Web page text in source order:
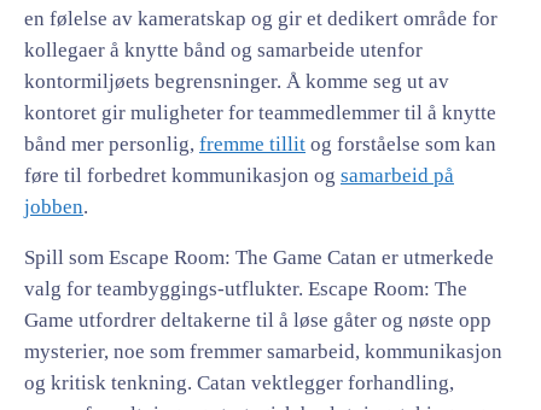
en følelse av kameratskap og gir et dedikert område for
kollegaer å knytte bånd og samarbeide utenfor
kontormiljøets begrensninger. Å komme seg ut av
kontoret gir muligheter for teammedlemmer til å knytte
bånd mer personlig, fremme tillit og forståelse som kan
føre til forbedret kommunikasjon og samarbeid på
jobben.
Spill som Escape Room: The Game Catan er utmerkede
valg for teambyggings-utflukter. Escape Room: The
Game utfordrer deltakerne til å løse gåter og nøste opp
mysterier, noe som fremmer samarbeid, kommunikasjon
og kritisk tenkning. Catan vektlegger forhandling,